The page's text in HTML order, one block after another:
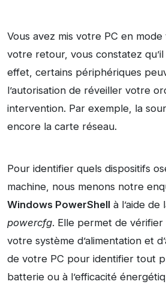
Vous avez mis votre PC en
votre retour, vous constatez qu’il
effet, certains périphériques
l’autorisation de réveiller votre
intervention. Par exemple, la
encore la carte réseau.
Pour identifier quels dispositifs
machine, nous menons notre
Windows PowerShell à l’aide de
powercfg. Elle permet de
votre système d’alimentation et
de votre PC pour identifier tout
batterie ou à l’efficacité